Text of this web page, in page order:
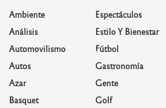
Ambiente
Análisis
Automovilismo
Autos
Azar
Basquet
Espectáculos
Estilo Y Bienestar
Fútbol
Gastronomía
Gente
Golf